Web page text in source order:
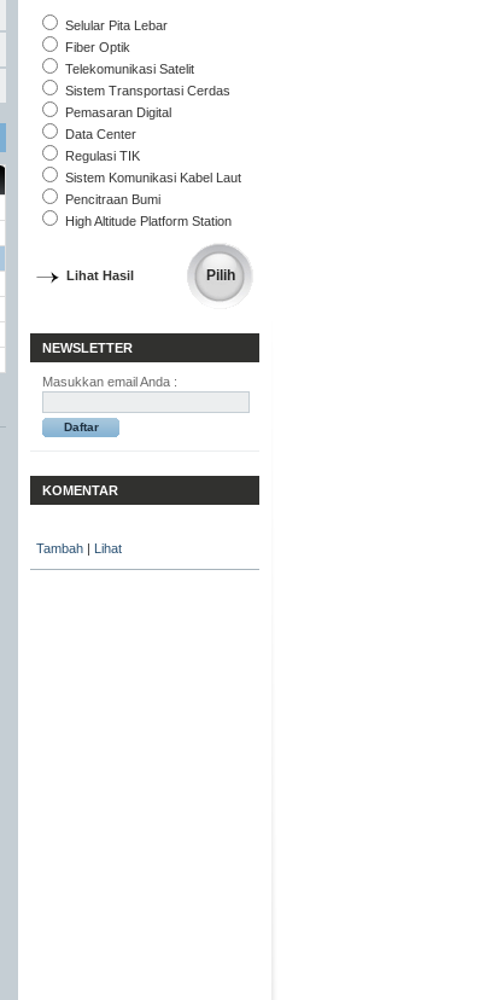
Selular Pita Lebar
Fiber Optik
Telekomunikasi Satelit
Sistem Transportasi Cerdas
Pemasaran Digital
Data Center
Regulasi TIK
Sistem Komunikasi Kabel Laut
Pencitraan Bumi
High Altitude Platform Station
Lihat Hasil
NEWSLETTER
Masukkan email Anda :
KOMENTAR
Tambah | Lihat